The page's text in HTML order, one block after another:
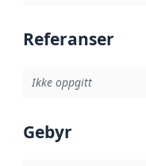
Referanser
Ikke oppgitt
Gebyr